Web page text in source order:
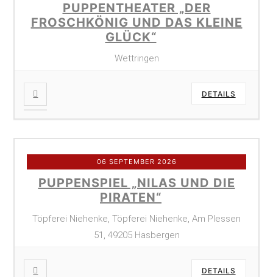
PUPPENTHEATER „DER
FROSCHKÖNIG UND DAS KLEINE
GLÜCK“
Wettringen
DETAILS
06 SEPTEMBER 2026
PUPPENSPIEL „NILAS UND DIE
PIRATEN“
Töpferei Niehenke, Töpferei Niehenke, Am Plessen
51, 49205 Hasbergen
DETAILS